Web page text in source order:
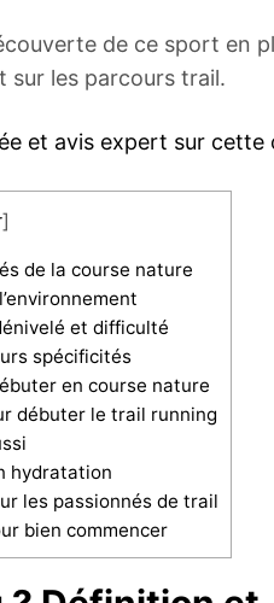
de ce sport en
sur les parcours trail.
et avis expert sur cette
]
de la course nature
et difficulté
spécificités
en course nature
débuter le trail running
hydratation
les passionnés de trail
bien commencer